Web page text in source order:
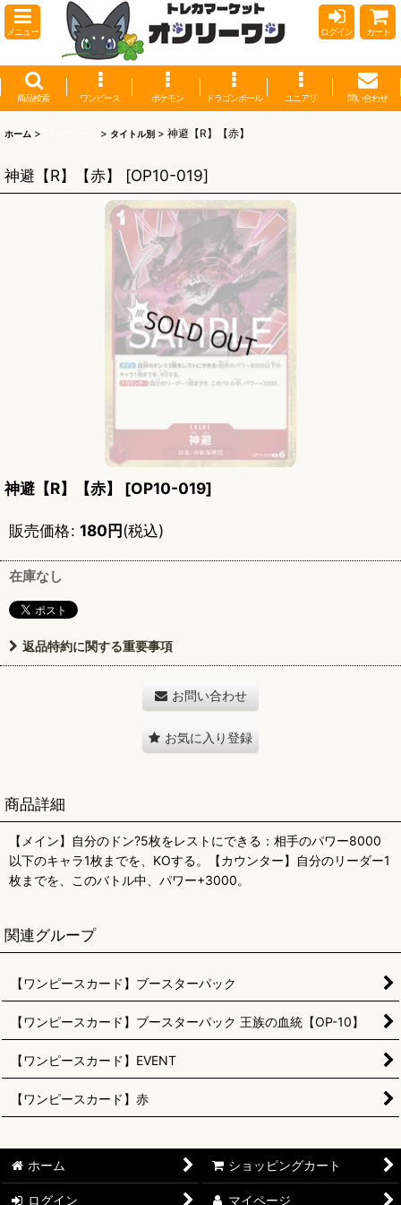
メニュー ログイン カート
商品検索 ワンピース ポケモン ドラゴンボール ユニアリ 問い合わせ
ホーム > > タイトル別 > 神避【R】【赤】
神避【R】【赤】 [OP10-019]
神避【R】【赤】 [OP10-019]
販売価格: 180円(税込)
在庫なし
返品特約に関する重要事項
お問い合わせ
お気に入り登録
商品詳細
【メイン】自分のドン?5枚をレストにできる：相手のパワー8000
以下のキャラ1枚までを、KOする。【カウンター】自分のリーダー1
枚までを、このバトル中、パワー+3000。
関連グループ
【ワンピースカード】ブースターパック
【ワンピースカード】ブースターパック 王族の血統【OP-10】
【ワンピースカード】EVENT
【ワンピースカード】赤
ホーム ショッピングカート
ログイン マイページ